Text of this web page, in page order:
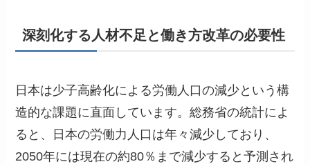
深刻化する人材不足と働き方改革の必要性
日本は少子高齢化による労働人口の減少という構
造的な課題に直面しています。総務省の統計によ
ると、日本の労働力人口は年々減少しており、
2050年には現在の約80％まで減少すると予測され